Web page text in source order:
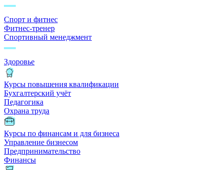
Спорт и фитнес
Фитнес-тренер
Спортивный менеджмент
Здоровье
Курсы повышения квалификации
Бухгалтерский учёт
Педагогика
Охрана труда
Курсы по финансам и для бизнеса
Управление бизнесом
Предпринимательство
Финансы